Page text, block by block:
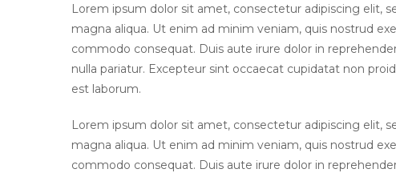
Lorem ipsum dolor sit amet, consectetur adipiscing elit,
magna aliqua. Ut enim ad minim veniam, quis nostrud
commodo consequat. Duis aute irure dolor in
nulla pariatur. Excepteur sint occaecat cupidatat non
est laborum.
Lorem ipsum dolor sit amet, consectetur adipiscing elit,
magna aliqua. Ut enim ad minim veniam, quis nostrud
commodo consequat. Duis aute irure dolor in